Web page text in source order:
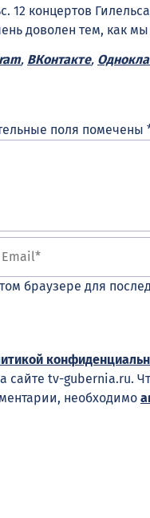
концертов
доволен тем, как
, ВКонтакте,
поля помечены
браузере для
сайте tv-gubernia.ru.
необходимо